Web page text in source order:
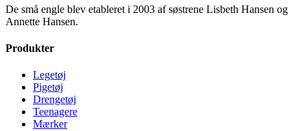
De små engle blev etableret i 2003 af søstrene Lisbeth Hansen og
Annette Hansen.
Produkter
Legetøj
Pigetøj
Drengetøj
Teenagere
Mærker